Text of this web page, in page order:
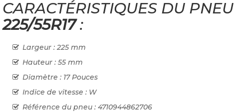
CARACTÉRISTIQUES DU PNEU
225/55R17:
Largeur : 225 mm
Hauteur : 55 mm
Diamètre : 17 Pouces
Indice de vitesse : W
Référence du pneu : 4710944862706